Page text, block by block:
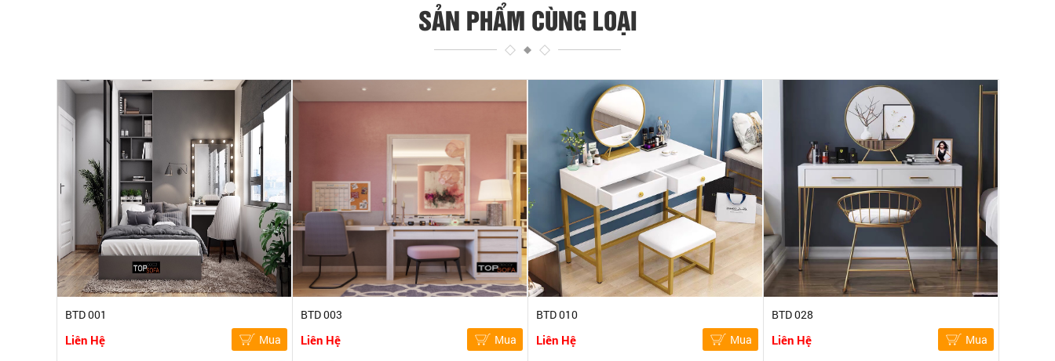
SẢN PHẨM CÙNG LOẠI
BTD 001
Liên Hệ Mua
BTD 003
Liên Hệ Mua
BTD 010
Liên Hệ Mua
BTD 028
Liên Hệ Mua